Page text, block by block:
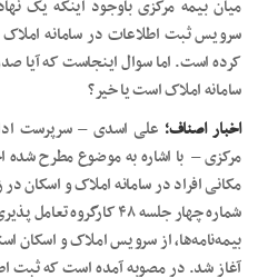
میان بیمه مرکزی باوجود اینکه یک
سرویس ثبت اطلاعات در سامانه املاک
کرده است. اما سوال اینجاست که آیا
سامانه املاک است یا خیر؟
اخبار اصناف؛ علی اسدی – سرپرست
مرکزی – با اشاره به موضوع مطرح شده
مکانی افراد در سامانه املاک و اسکان
شماره چهار جلسه ۴۸
بیمه‌نامه‌ها، از سرویس املاک و اسکان
آغاز شد. در مصوبه آمده است که ثبت